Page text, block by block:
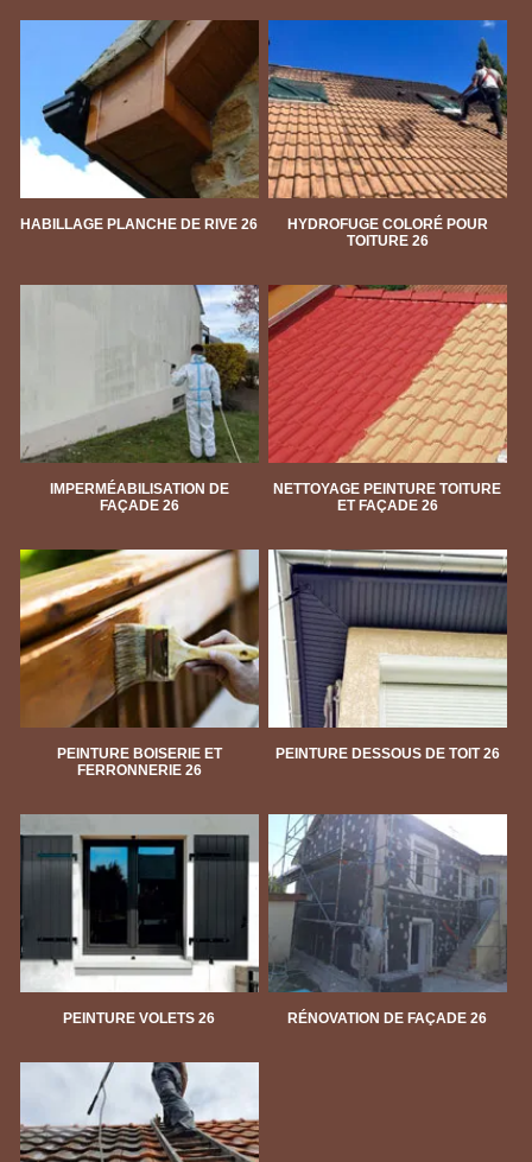
HABILLAGE PLANCHE DE RIVE 26
HYDROFUGE COLORÉ POUR
TOITURE 26
IMPERMÉABILISATION DE
FAÇADE 26
NETTOYAGE PEINTURE TOITURE
ET FAÇADE 26
PEINTURE BOISERIE ET
FERRONNERIE 26
PEINTURE DESSOUS DE TOIT 26
PEINTURE VOLETS 26 RÉNOVATION DE FAÇADE 26